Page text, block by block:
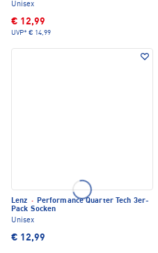
Unisex
€ 12,99
UVP* € 14,99
Lenz · Performance Quarter Tech 3er-
Pack Socken
Unisex
€ 12,99